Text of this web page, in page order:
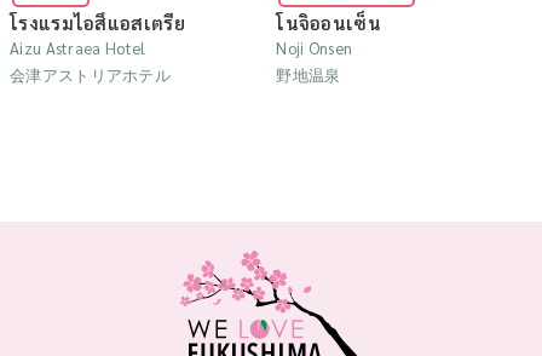
โรงแรมไอสึแอสเตรีย
Aizu Astraea Hotel
会津アストリアホテル
โนจิออนเซ็น
Noji Onsen
野地温泉